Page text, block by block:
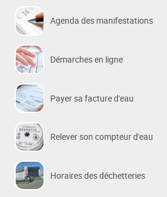
Agenda des manifestations
Démarches en ligne
Payer sa facture d'eau
Relever son compteur d'eau
Horaires des déchetteries